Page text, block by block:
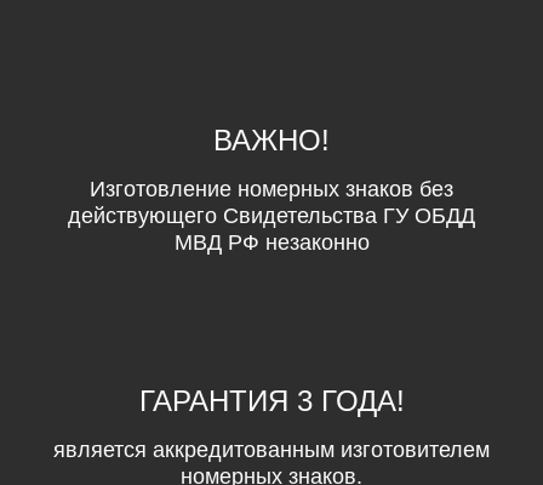
ВАЖНО!
Изготовление номерных знаков без
действующего Свидетельства ГУ ОБДД
МВД РФ незаконно
ГАРАНТИЯ 3 ГОДА!
является аккредитованным изготовителем
номерных знаков.